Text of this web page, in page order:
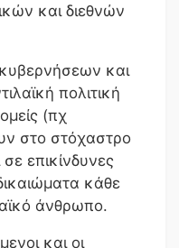
και διεθνών
και
πολιτική
(πχ
στο στόχαστρο
επικίνδυνες
κάθε
άνθρωπο.
και οι